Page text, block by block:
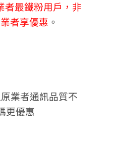
者最鐵粉用戶，非
者享優惠 。
業者通訊品質不
更優惠